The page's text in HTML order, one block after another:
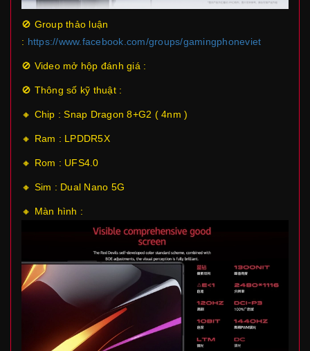
🚫 Group thảo luận
: https://www.facebook.com/groups/gamingphoneviet
🚫 Video mở hộp đánh giá :
🚫 Thông số kỹ thuật :
🔸 Chip : Snap Dragon 8+G2 ( 4nm )
🔸 Ram : LPDDR5X
🔸 Rom : UFS4.0
🔸 Sim : Dual Nano 5G
🔸 Màn hình :